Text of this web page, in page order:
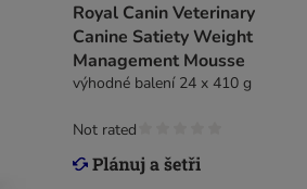
Royal Canin Veterinary
Canine Satiety Weight
Management Mousse
výhodné balení 24 x 410 g
Not rated